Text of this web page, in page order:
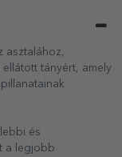
asztalához,
tányért, amely
és
a legjobb